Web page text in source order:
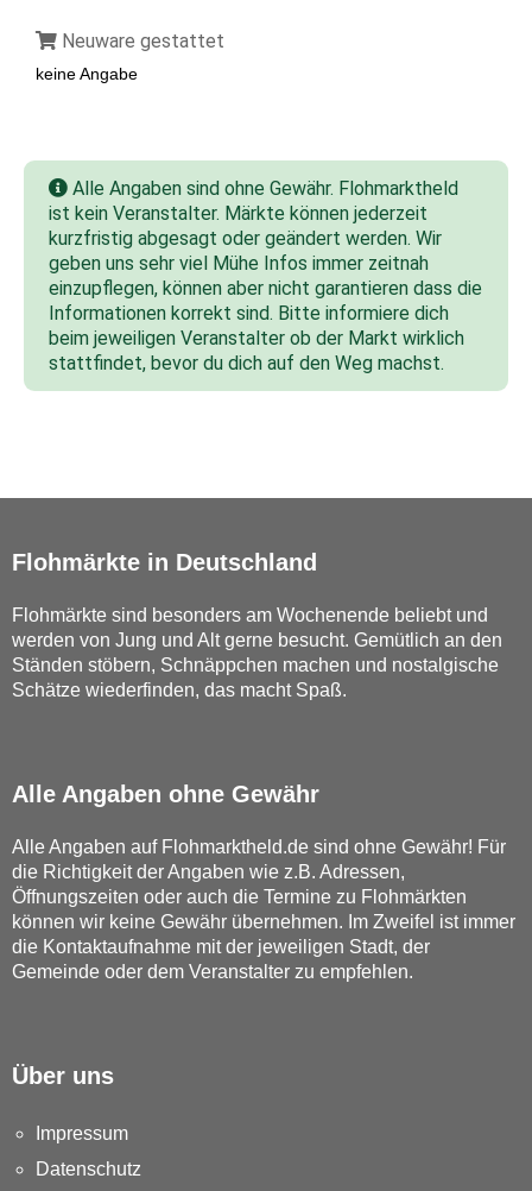
Neuware gestattet
keine Angabe
Alle Angaben sind ohne Gewähr. Flohmarktheld
ist kein Veranstalter. Märkte können jederzeit
kurzfristig abgesagt oder geändert werden. Wir
geben uns sehr viel Mühe Infos immer zeitnah
einzupflegen, können aber nicht garantieren dass die
Informationen korrekt sind. Bitte informiere dich
beim jeweiligen Veranstalter ob der Markt wirklich
stattfindet, bevor du dich auf den Weg machst.
Flohmärkte in Deutschland
Flohmärkte sind besonders am Wochenende beliebt und
werden von Jung und Alt gerne besucht. Gemütlich an den
Ständen stöbern, Schnäppchen machen und nostalgische
Schätze wiederfinden, das macht Spaß.
Alle Angaben ohne Gewähr
Alle Angaben auf Flohmarktheld.de sind ohne Gewähr! Für
die Richtigkeit der Angaben wie z.B. Adressen,
Öffnungszeiten oder auch die Termine zu Flohmärkten
können wir keine Gewähr übernehmen. Im Zweifel ist immer
die Kontaktaufnahme mit der jeweiligen Stadt, der
Gemeinde oder dem Veranstalter zu empfehlen.
Über uns
Impressum
Datenschutz